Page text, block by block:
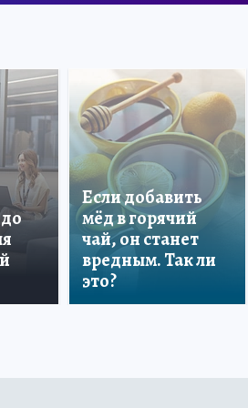
Если добавить
мёд в горячий
чай, он станет
вредным. Так ли
это?